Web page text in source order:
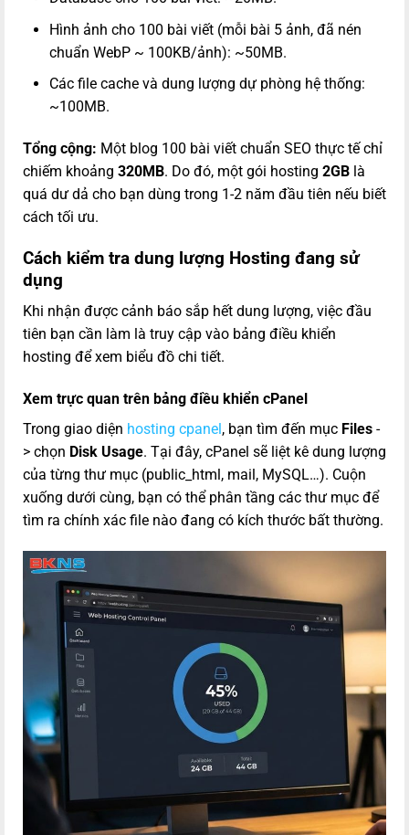
Hình ảnh cho 100 bài viết (mỗi bài 5 ảnh, đã nén
chuẩn WebP ~ 100KB/ảnh): ~50MB.
Các file cache và dung lượng dự phòng hệ thống:
~100MB.
Tổng cộng: Một blog 100 bài viết chuẩn SEO thực tế chỉ
chiếm khoảng 320MB. Do đó, một gói hosting 2GB là
quá dư dả cho bạn dùng trong 1-2 năm đầu tiên nếu biết
cách tối ưu.
Cách kiểm tra dung lượng Hosting đang sử
dụng
Khi nhận được cảnh báo sắp hết dung lượng, việc đầu
tiên bạn cần làm là truy cập vào bảng điều khiển
hosting để xem biểu đồ chi tiết.
Xem trực quan trên bảng điều khiển cPanel
Trong giao diện hosting cpanel, bạn tìm đến mục Files -
> chọn Disk Usage. Tại đây, cPanel sẽ liệt kê dung lượng
của từng thư mục (public_html, mail, MySQL…). Cuộn
xuống dưới cùng, bạn có thể phân tầng các thư mục để
tìm ra chính xác file nào đang có kích thước bất thường.